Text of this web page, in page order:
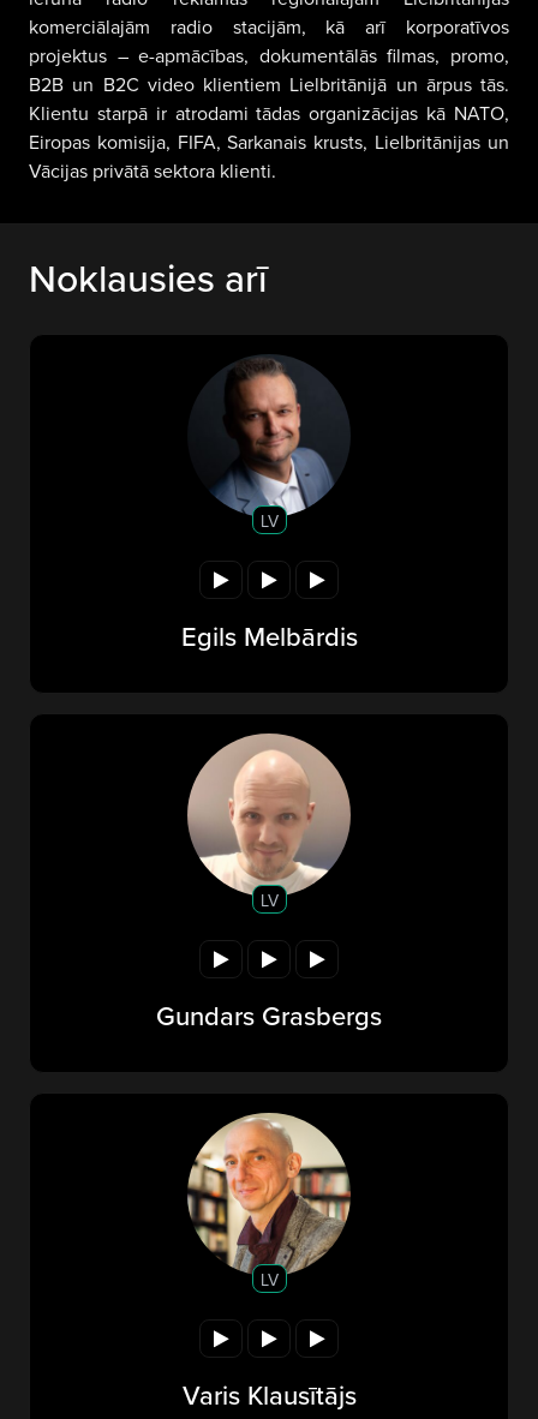
komerciālajām radio stacijām, kā arī korporatīvos
projektus – e-apmācības, dokumentālās filmas, promo,
B2B un B2C video klientiem Lielbritānijā un ārpus tās.
Klientu starpā ir atrodami tādas organizācijas kā NATO,
Eiropas komisija, FIFA, Sarkanais krusts, Lielbritānijas un
Vācijas privātā sektora klienti.
Noklausies arī
LV
Egils Melbārdis
LV
Gundars Grasbergs
LV
Varis Klausītājs